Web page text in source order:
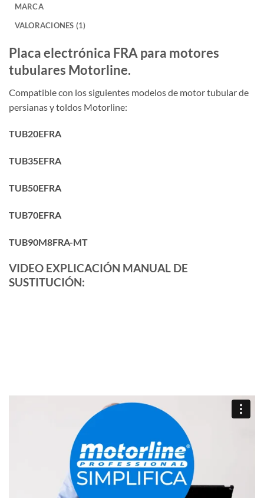
MARCA
VALORACIONES (1)
Placa electrónica FRA para motores
tubulares Motorline.
Compatible con los siguientes modelos de motor tubular de
persianas y toldos Motorline:
TUB20EFRA
TUB35EFRA
TUB50EFRA
TUB70EFRA
TUB90M8FRA-MT
VIDEO EXPLICACIÓN MANUAL DE
SUSTITUCIÓN: